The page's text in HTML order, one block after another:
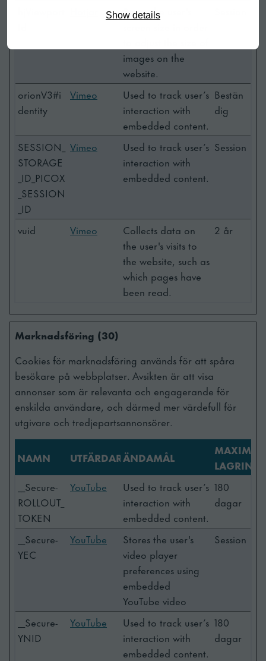
Show details
Saves the user's
images on the
website.
orionV3#i
dentity
Vimeo
Used to track user’s
interaction with
embedded content.
Bestän
dig
SESSION_
STORAGE
_ID_PICOX
_SESSION
_ID
Vimeo
Used to track user’s
interaction with
embedded content.
Session
vuid Vimeo
Collects data on
the user's visits to
the website, such as
which pages have
been read.
2 år
Marknadsföring (30)
Cookies för marknadsföring används för att spåra
besökare på webbplatser. Avsikten är att visa
annonser som är relevanta och engagerande för
enskilda användare, och därmed mer värdefull för
utgivare och tredjepartsannonsörer.
NAMN UTFÄRDAREÄNDAMÅL
MAXIMAL
__Secure-
ROLLOUT_
TOKEN
YouTube
Used to track user’s
interaction with
embedded content.
180
dagar
__Secure-
YEC
YouTube
Stores the user's
video player
preferences using
embedded
YouTube video
Session
__Secure-
YNID
YouTube
Used to track user’s
interaction with
embedded content.
180
dagar